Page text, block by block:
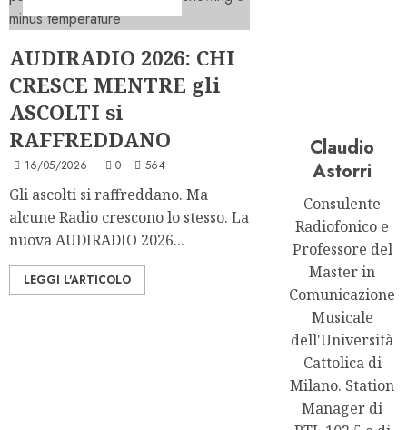
AUDIRADIO 2026: CHI
CRESCE MENTRE gli
ASCOLTI si
RAFFREDDANO
16/05/2026 0 564
Gli ascolti si raffreddano. Ma
alcune Radio crescono lo stesso. La
nuova AUDIRADIO 2026...
LEGGI L'ARTICOLO
Claudio
Astorri
Consulente
Radiofonico e
Professore del
Master in
Comunicazione
Musicale
dell'Università
Cattolica di
Milano. Station
Manager di